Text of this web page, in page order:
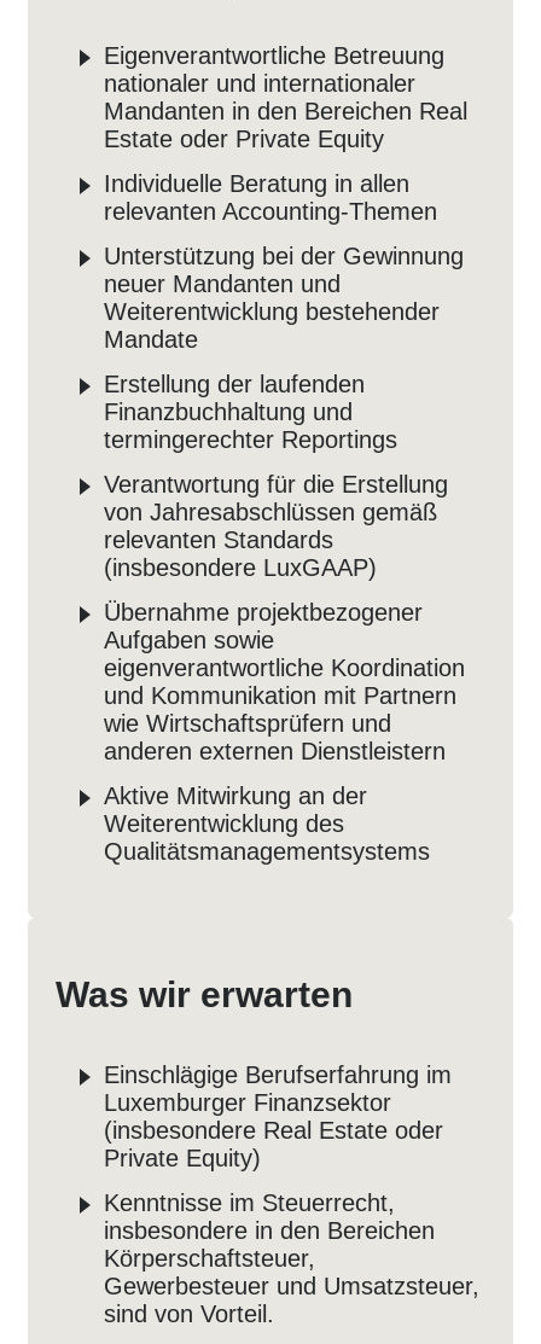
Eigenverantwortliche Betreuung
nationaler und internationaler
Mandanten in den Bereichen Real
Estate oder Private Equity
Individuelle Beratung in allen
relevanten Accounting-Themen
Unterstützung bei der Gewinnung
neuer Mandanten und
Weiterentwicklung bestehender
Mandate
Erstellung der laufenden
Finanzbuchhaltung und
termingerechter Reportings
Verantwortung für die Erstellung
von Jahresabschlüssen gemäß
relevanten Standards
(insbesondere LuxGAAP)
Übernahme projektbezogener
Aufgaben sowie
eigenverantwortliche Koordination
und Kommunikation mit Partnern
wie Wirtschaftsprüfern und
anderen externen Dienstleistern
Aktive Mitwirkung an der
Weiterentwicklung des
Qualitätsmanagementsystems
Was wir erwarten
Einschlägige Berufserfahrung im
Luxemburger Finanzsektor
(insbesondere Real Estate oder
Private Equity)
Kenntnisse im Steuerrecht,
insbesondere in den Bereichen
Körperschaftsteuer,
Gewerbesteuer und Umsatzsteuer,
sind von Vorteil.